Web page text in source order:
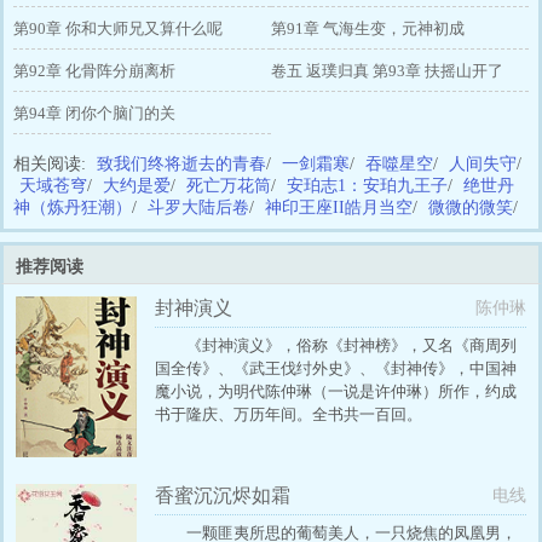
第90章 你和大师兄又算什么呢 第91章 气海生变，元神初成
第92章 化骨阵分崩离析 卷五 返璞归真 第93章 扶摇山开了
第94章 闭你个脑门的关
相关阅读: 致我们终将逝去的青春/ 一剑霜寒/ 吞噬星空/ 人间失守/
天域苍穹/ 大约是爱/ 死亡万花筒/ 安珀志1：安珀九王子/ 绝世丹
神（炼丹狂潮） / 斗罗大陆后卷/ 神印王座II皓月当空/ 微微的微笑/
推荐阅读
封神演义 陈仲琳
《封神演义》，俗称《封神榜》，又名《商周列
国全传》、《武王伐纣外史》、《封神传》，中国神
魔小说，为明代陈仲琳（一说是许仲琳）所作，约成
书于隆庆、万历年间。全书共一百回。
香蜜沉沉烬如霜 电线
一颗匪夷所思的葡萄美人，一只烧焦的凤凰男，